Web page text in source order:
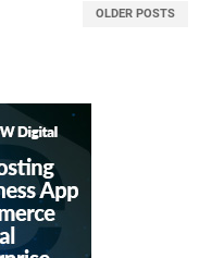
OLDER POSTS